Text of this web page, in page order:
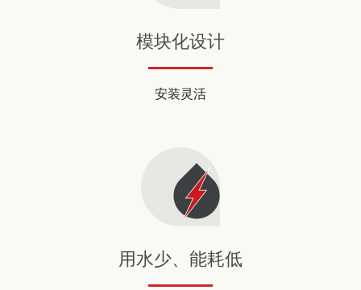
模块化设计
安装灵活
用水少、能耗低